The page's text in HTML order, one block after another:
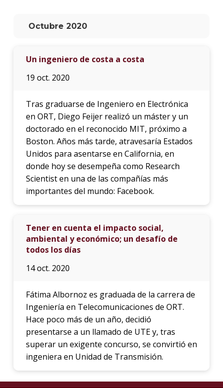
Octubre 2020
Un ingeniero de costa a costa
19 oct. 2020
Tras graduarse de Ingeniero en Electrónica
en ORT, Diego Feijer realizó un máster y un
doctorado en el reconocido MIT, próximo a
Boston. Años más tarde, atravesaría Estados
Unidos para asentarse en California, en
donde hoy se desempeña como Research
Scientist en una de las compañías más
importantes del mundo: Facebook.
Tener en cuenta el impacto social,
ambiental y económico; un desafío de
todos los días
14 oct. 2020
Fátima Albornoz es graduada de la carrera de
Ingeniería en Telecomunicaciones de ORT.
Hace poco más de un año, decidió
presentarse a un llamado de UTE y, tras
superar un exigente concurso, se convirtió en
ingeniera en Unidad de Transmisión.